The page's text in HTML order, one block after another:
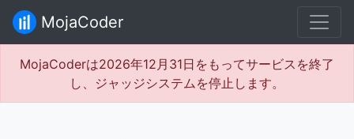
MojaCoder
MojaCoderは2026年12月31日をもってサービスを終了
し、ジャッジシステムを停止します。